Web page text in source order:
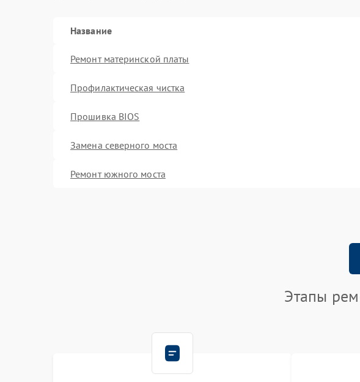
Название
Ремонт материнской платы
Профилактическая чистка
Прошивка BIOS
Замена северного моста
Ремонт южного моста
Этапы